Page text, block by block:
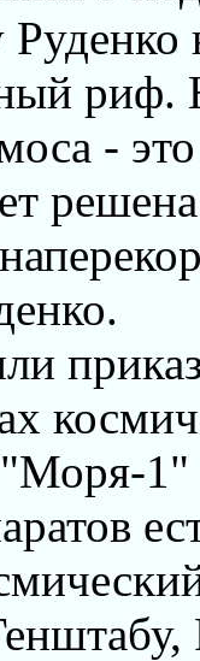
риф.
-
1"